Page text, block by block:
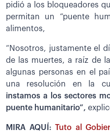
pidió a los bloqueadores
permitan un “puente
alimentos,
“Nosotros, justamente el
de las muertes, a raíz de
algunas personas en el
una resolución en la
instamos a los sectores
puente humanitario”,
MIRA AQUÍ: Tuto al